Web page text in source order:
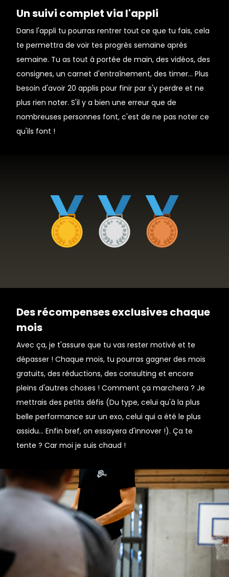
Un suivi complet via l'appli
Dans l'appli tu pourras rentrer tout ce que tu fais, cela
te permettra de voir tes progrès semaine après
semaine. Tu as tout à portée de main, des vidéos, des
consignes, un carnet d'entraînement, des timer... Plus
besoin d'avoir 20 applis pour finir par s'y perdre et ne
plus rien noter. S'il y a bien une erreur que de
nombreuses personnes font, c'est de ne pas noter ce
qu'ils font !
Des récompenses exclusives chaque
mois
Avec ça, je t'assure que tu vas rester motivé et te
dépasser ! Chaque mois, tu pourras gagner des mois
gratuits, des réductions, des consulting et encore
pleins d'autres choses ! Comment ça marchera ? Je
mettrais des petits défis (Du type, celui qu'à la plus
belle performance sur un exo, celui qui a été le plus
assidu... Enfin bref, on essayera d'innover !). Ça te
tente ? Car moi je suis chaud !